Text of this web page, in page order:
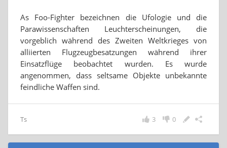
As Foo-Fighter bezeichnen die Ufologie und die
Parawissenschaften Leuchterscheinungen, die
vorgeblich während des Zweiten Weltkrieges von
alliierten Flugzeugbesatzungen während ihrer
Einsatzflüge beobachtet wurden. Es wurde
angenommen, dass seltsame Objekte unbekannte
feindliche Waffen sind.
Ts 0
3